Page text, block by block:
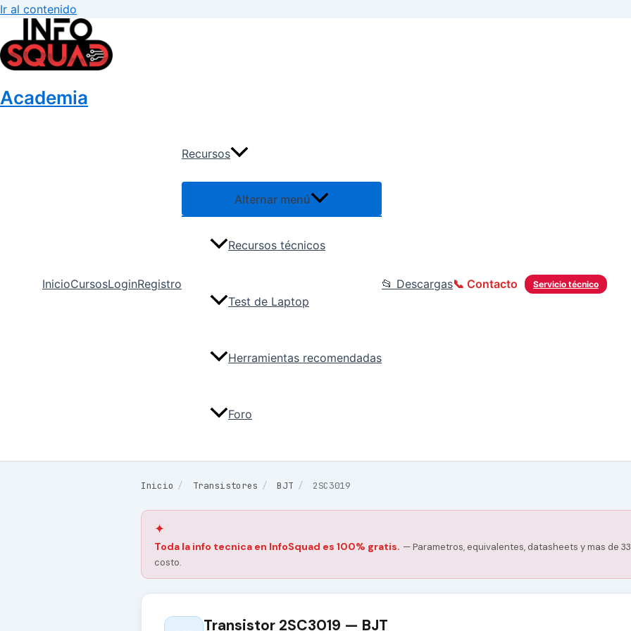
Ir al contenido
Academia
InicioCursosLoginRegistro
Recursos
Alternar menú
Recursos técnicos
Test de Laptop
Herramientas recomendadas
Foro
📂 Descargas Servicio técnico
📞 Contacto
Inicio / Transistores / BJT / 2SC3019
✦
Toda la info tecnica en InfoSquad es 100% gratis. — Parametros, equivalentes, datasheets y mas de
costo.
Transistor 2SC3019 — BJT